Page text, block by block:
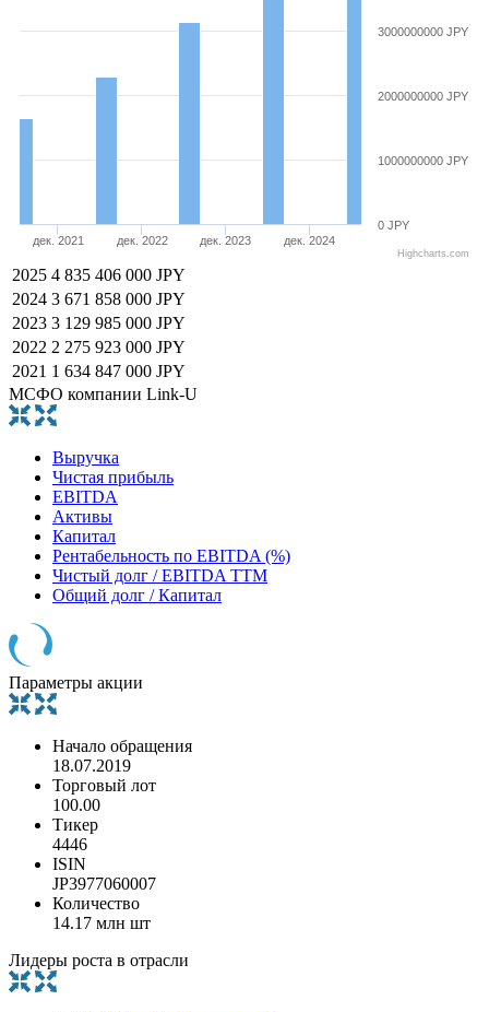
дек. 2021 дек. 2022 дек. 2023 дек. 2024
0 JPY
1000000000 JPY
2000000000 JPY
3000000000 JPY
Highcharts.com
2025 4 835 406 000 JPY
2024 3 671 858 000 JPY
2023 3 129 985 000 JPY
2022 2 275 923 000 JPY
2021 1 634 847 000 JPY
МСФО компании Link-U
Выручка
Чистая прибыль
EBITDA
Активы
Капитал
Рентабельность по EBITDA (%)
Чистый долг / EBITDA TTM
Общий долг / Капитал
Параметры акции
Начало обращения
18.07.2019
Торговый лот
100.00
Тикер
4446
ISIN
JP3977060007
Количество
14.17 млн шт
Лидеры роста в отрасли